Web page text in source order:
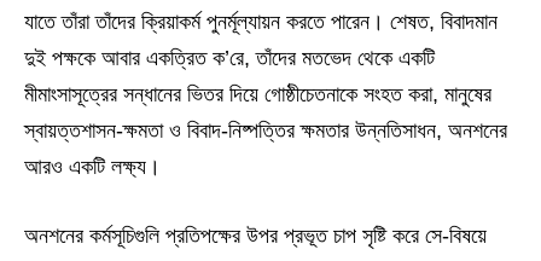
যাতে তাঁরা তাঁদের ক্রিয়াকর্ম পুনর্মূল্যায়ন করতে পারেন। শেষত, বিবাদমান
দুই পক্ষকে আবার একত্রিত ক’রে, তাঁদের মতভেদ থেকে একটি
মীমাংসাসূত্রের সন্ধানের ভিতর দিয়ে গোষ্ঠীচেতনাকে সংহত করা, মানুষের
স্বায়ত্তশাসন-ক্ষমতা ও বিবাদ-নিষ্পত্তির ক্ষমতার উন্নতিসাধন, অনশনের
আরও একটি লক্ষ্য।
অনশনের কর্মসূচিগুলি প্রতিপক্ষের উপর প্রভূত চাপ সৃষ্টি করে সে-বিষয়ে